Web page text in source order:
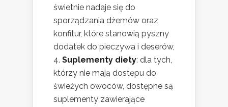
świetnie nadaje się do
sporządzania dżemów oraz
konfitur, które stanowią pyszny
dodatek do pieczywa i deserów,
Suplementy diety: dla tych,
którzy nie mają dostępu do
świeżych owoców, dostępne są
suplementy zawierające